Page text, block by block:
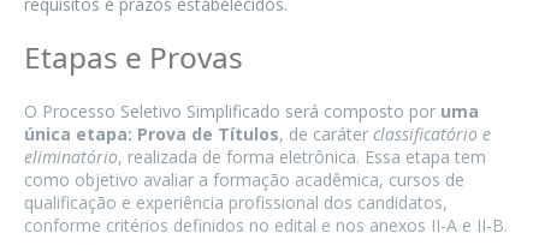
Etapas e Provas
O Processo Seletivo Simplificado será composto por uma
única etapa: Prova de Títulos, de caráter classificatório e
eliminatório, realizada de forma eletrônica. Essa etapa tem
como objetivo avaliar a formação acadêmica, cursos de
qualificação e experiência profissional dos candidatos,
conforme critérios definidos no edital e nos anexos II-A e II-B.